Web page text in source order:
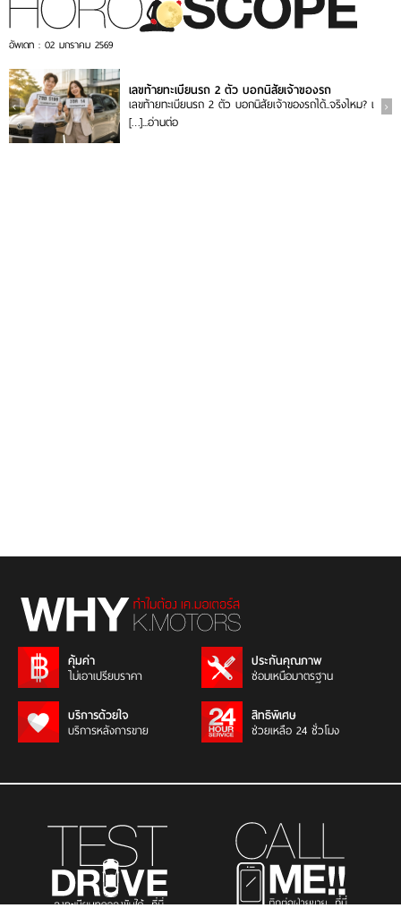
อัพเดท : 02 มกราคม 2569
เลขท้ายทะเบียนรถ 2 ตัว บอกนิสัยเจ้าของรถ
เลขท้ายทะเบียนรถ 2 ตัว บอกนิสัยเจ้าของรถได้..จริงไหม? เ
[…]...อ่านต่อ
คุ้มค่า
ไม่เอาเปรียบราคา
ประกันคุณภาพ
ซ่อมเหนือมาตรฐาน
บริการด้วยใจ
บริการหลังการขาย
สิทธิพิเศษ
ช่วยเหลือ 24 ชั่วโมง